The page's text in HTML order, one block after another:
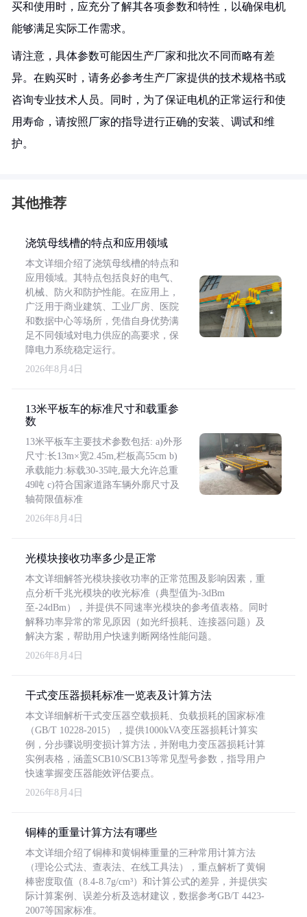
买和使用时，应充分了解其各项参数和特性，以确保电机
能够满足实际工作需求。
请注意，具体参数可能因生产厂家和批次不同而略有差
异。在购买时，请务必参考生产厂家提供的技术规格书或
咨询专业技术人员。同时，为了保证电机的正常运行和使
用寿命，请按照厂家的指导进行正确的安装、调试和维
护。
其他推荐
浇筑母线槽的特点和应用领域
本文详细介绍了浇筑母线槽的特点和
应用领域。其特点包括良好的电气、
机械、防火和防护性能。在应用上，
广泛用于商业建筑、工业厂房、医院
和数据中心等场所，凭借自身优势满
足不同领域对电力供应的高要求，保
障电力系统稳定运行。
2026年8月4日
13米平板车的标准尺寸和载重参
数
13米平板车主要技术参数包括: a)外形
尺寸:长13m×宽2.45m,栏板高55cm b)
承载能力:标载30-35吨,最大允许总重
49吨 c)符合国家道路车辆外廓尺寸及
轴荷限值标准
2026年8月4日
光模块接收功率多少是正常
本文详细解答光模块接收功率的正常范围及影响因素，重
点分析千兆光模块的收光标准（典型值为-3dBm
至-24dBm），并提供不同速率光模块的参考值表格。同时
解释功率异常的常见原因（如光纤损耗、连接器问题）及
解决方案，帮助用户快速判断网络性能问题。
2026年8月4日
干式变压器损耗标准一览表及计算方法
本文详细解析干式变压器空载损耗、负载损耗的国家标准
（GB/T 10228-2015），提供1000kVA变压器损耗计算实
例，分步骤说明变损计算方法，并附电力变压器损耗计算
实例表格，涵盖SCB10/SCB13等常见型号参数，指导用户
快速掌握变压器能效评估要点。
2026年8月4日
铜棒的重量计算方法有哪些
本文详细介绍了铜棒和黄铜棒重量的三种常用计算方法
（理论公式法、查表法、在线工具法），重点解析了黄铜
棒密度取值（8.4-8.7g/cm³）和计算公式的差异，并提供实
际计算案例、误差分析及选材建议，数据参考GB/T 4423-
2007等国家标准。